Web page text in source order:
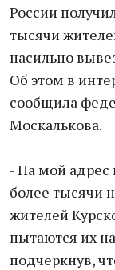
России
тысячи
насильно
Об этом в
сообщила
Москалькова.
- На мой адрес
более тысячи
жителей
пытаются их
подчеркнув,